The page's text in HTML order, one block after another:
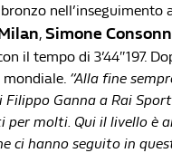
, Simone
il tempo di 3’44″197.
“Alla fine
Filippo Ganna a Rai
per molti. Qui il livello è
ci hanno seguito in